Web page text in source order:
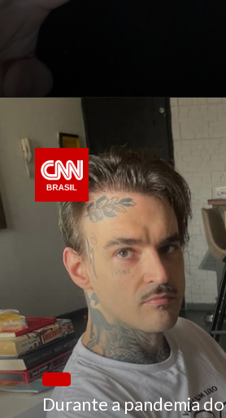
Durante a pandemia do